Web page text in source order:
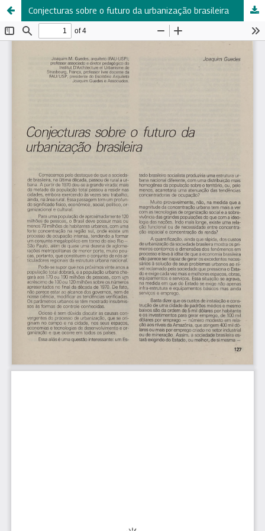
Conjecturas sobre o futuro da urbanização brasileira